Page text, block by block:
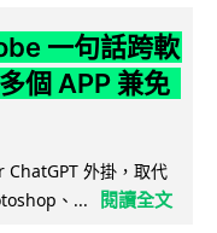
一句話跨軟
個 APP 兼免
外掛，取代
、...
閱讀全文